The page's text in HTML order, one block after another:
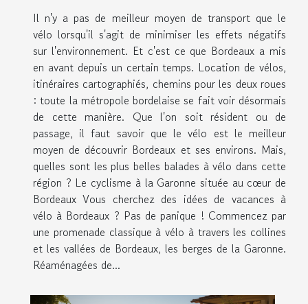
Il n'y a pas de meilleur moyen de transport que le
vélo lorsqu'il s'agit de minimiser les effets négatifs
sur l'environnement. Et c'est ce que Bordeaux a mis
en avant depuis un certain temps. Location de vélos,
itinéraires cartographiés, chemins pour les deux roues
: toute la métropole bordelaise se fait voir désormais
de cette manière. Que l'on soit résident ou de
passage, il faut savoir que le vélo est le meilleur
moyen de découvrir Bordeaux et ses environs. Mais,
quelles sont les plus belles balades à vélo dans cette
région ? Le cyclisme à la Garonne située au cœur de
Bordeaux Vous cherchez des idées de vacances à
vélo à Bordeaux ? Pas de panique ! Commencez par
une promenade classique à vélo à travers les collines
et les vallées de Bordeaux, les berges de la Garonne.
Réaménagées de...